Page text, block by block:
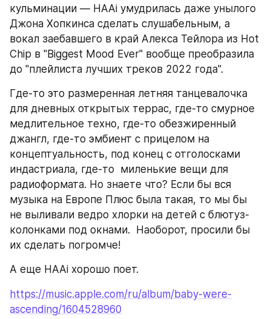
кульминации — HAAi умудрилась даже унылого
Джона Хопкинса сделать слушабельным, а
вокал заебавшего в край Алекса Тейлора из Hot
Chip в "Biggest Mood Ever" вообще преобразила
до "плейлиста лучших треков 2022 года".
Где-то это размеренная летняя танцевалочка
для дневных открытых террас, где-то смурное
медлительное техно, где-то обезжиренный
джангл, где-то эмбиент с прицелом на
концептуальность, под конец с отголосками
индастриала, где-то  миленькие вещи для
радиоформата. Но знаете что? Если бы вся
музыка на Европе Плюс была такая, то мы бы
не выливали ведро хлорки на детей с блютуз-
колонками под окнами.  Наоборот, просили бы
их сделать погромче!
А еще HAAi хорошо поет.
https://music.apple.com/ru/album/baby-were-
ascending/1604528960